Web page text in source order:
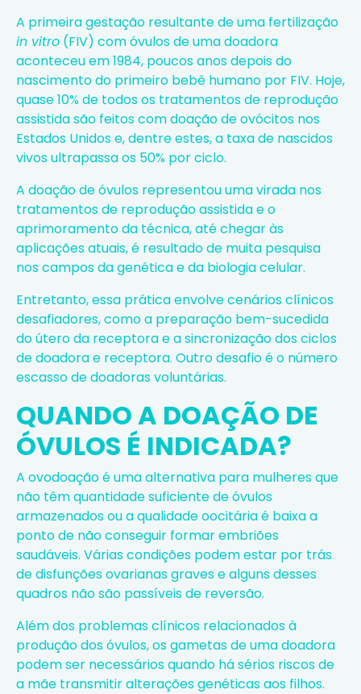
A primeira gestação resultante de uma fertilização
in vitro (FIV) com óvulos de uma doadora
aconteceu em 1984, poucos anos depois do
nascimento do primeiro bebê humano por FIV. Hoje,
quase 10% de todos os tratamentos de reprodução
assistida são feitos comdoação de ovócitos nos
Estados Unidos e, dentre estes, a taxa de nascidos
vivos ultrapassa os 50% por ciclo.
A doação de óvulos representou uma virada nos
tratamentos de reprodução assistida e o
aprimoramento da técnica, até chegar às
aplicações atuais, é resultado de muita pesquisa
nos campos da genética e da biologia celular.
Entretanto, essa prática envolve cenários clínicos
desafiadores, como a preparação bem-sucedida
do útero da receptora e a sincronização dos ciclos
de doadora e receptora. Outro desafio é o número
escasso de doadoras voluntárias.
QUANDO A DOAÇÃO DE
ÓVULOS É INDICADA?
A ovodoação é uma alternativa para mulheres que
não têm quantidade suficiente de óvulos
armazenados ou a qualidade oocitária é baixa a
ponto de não conseguir formar embriões
saudáveis. Várias condições podem estar por trás
de disfunções ovarianas graves e alguns desses
quadros não são passíveis de reversão.
Além dos problemas clínicos relacionados à
produção dos óvulos, os gametas de uma doadora
podem ser necessários quando há sérios riscos de
a mãe transmitir alterações genéticas aos filhos.